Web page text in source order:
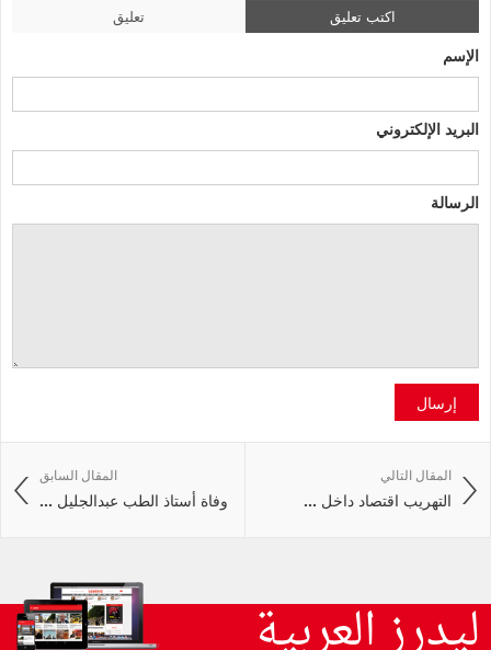
اكتب تعليق تعليق
الإسم
البريد الإلكتروني
الرسالة
إرسال
المقال السابق
وفاة أستاذ الطب عبدالجليل ...
المقال التالي
التهريب اقتصاد داخل ...